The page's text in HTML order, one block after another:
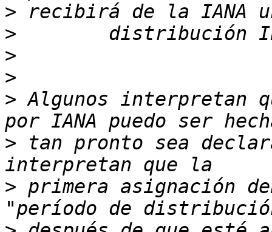
>
>
>
>
> Algunos interpretan
> tan pronto sea
> primera asignación